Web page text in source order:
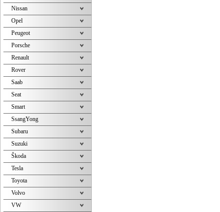
Nissan
Opel
Peugeot
Porsche
Renault
Rover
Saab
Seat
Smart
SsangYong
Subaru
Suzuki
Škoda
Tesla
Toyota
Volvo
VW